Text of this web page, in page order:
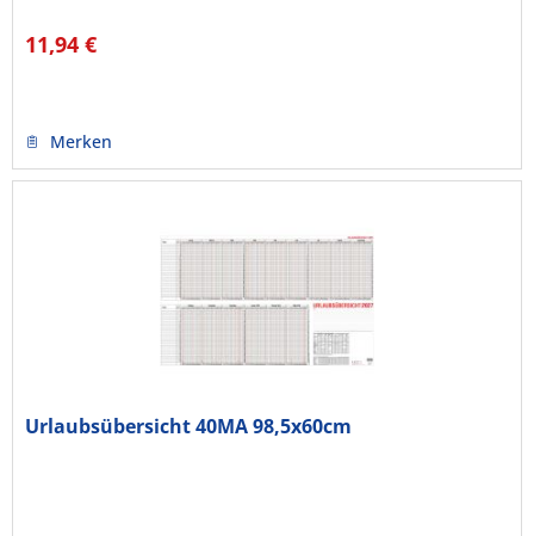
11,94 €
Merken
Urlaubsübersicht 40MA 98,5x60cm